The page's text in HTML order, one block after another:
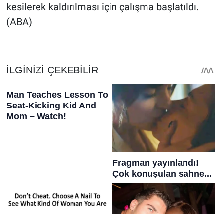
kesilerek kaldırılması için çalışma başlatıldı.
(ABA)